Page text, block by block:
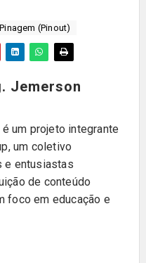
(Pinout)
Jemerson
um projeto integrante
um coletivo
e entusiastas
de conteúdo
foco em educação e